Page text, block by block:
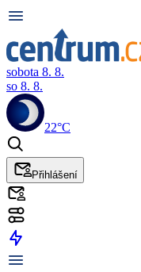
sobota 8. 8.
so 8. 8.
22°C
Přihlášení